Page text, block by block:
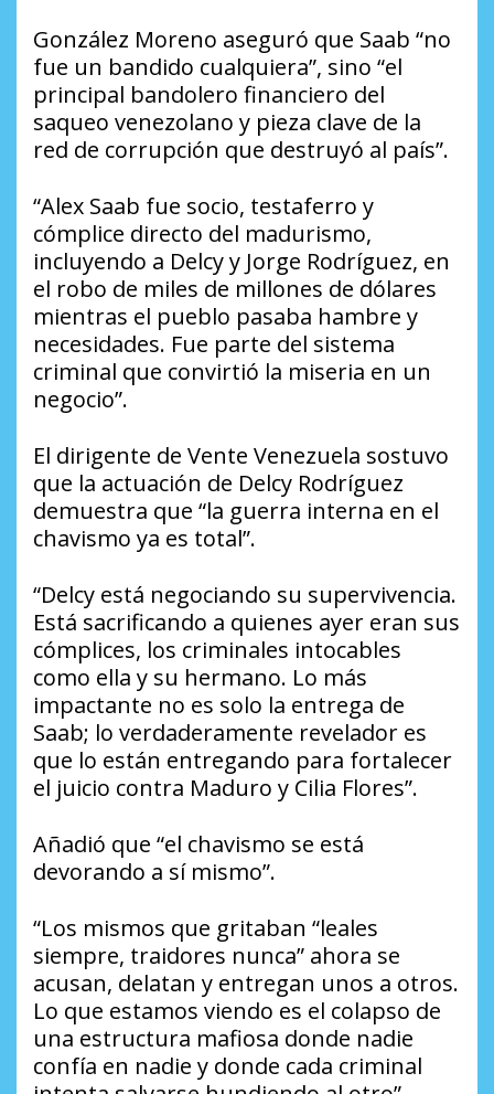
González Moreno aseguró que Saab “no
fue un bandido cualquiera”, sino “el
principal bandolero financiero del
saqueo venezolano y pieza clave de la
red de corrupción que destruyó al país”.
“Alex Saab fue socio, testaferro y
cómplice directo del madurismo,
incluyendo a Delcy y Jorge Rodríguez, en
el robo de miles de millones de dólares
mientras el pueblo pasaba hambre y
necesidades. Fue parte del sistema
criminal que convirtió la miseria en un
negocio”.
El dirigente de Vente Venezuela sostuvo
que la actuación de Delcy Rodríguez
demuestra que “la guerra interna en el
chavismo ya es total”.
“Delcy está negociando su supervivencia.
Está sacrificando a quienes ayer eran sus
cómplices, los criminales intocables
como ella y su hermano. Lo más
impactante no es solo la entrega de
Saab; lo verdaderamente revelador es
que lo están entregando para fortalecer
el juicio contra Maduro y Cilia Flores”.
Añadió que “el chavismo se está
devorando a sí mismo”.
“Los mismos que gritaban “leales
siempre, traidores nunca” ahora se
acusan, delatan y entregan unos a otros.
Lo que estamos viendo es el colapso de
una estructura mafiosa donde nadie
confía en nadie y donde cada criminal